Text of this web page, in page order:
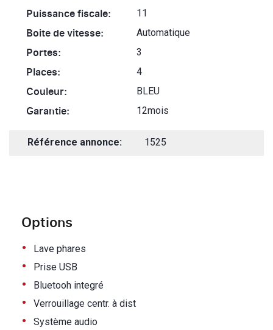
Options
• Lave phares
• Prise USB
• Bluetooh integré
• Verrouillage centr. à dist
• Système audio
Puissance fiscale: 11
Boite de vitesse: Automatique
Portes: 3
Places: 4
Couleur: BLEU
Garantie: 12mois
Référence annonce: 1525